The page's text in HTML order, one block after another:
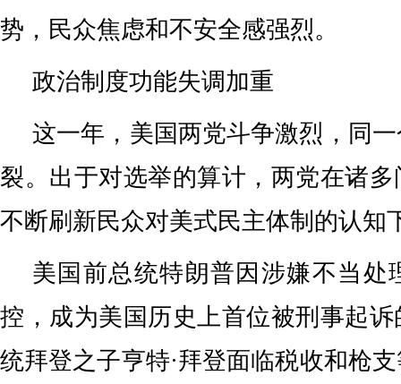
势，民众焦虑和不安全感强烈。
政治制度功能失调加重
这一年，美国两党斗争激烈，同
裂。出于对选举的算计，两党在诸
不断刷新民众对美式民主体制的认知
美国前总统特朗普因涉嫌不当处
控，成为美国历史上首位被刑事起
统拜登之子亨特·拜登面临税收和枪